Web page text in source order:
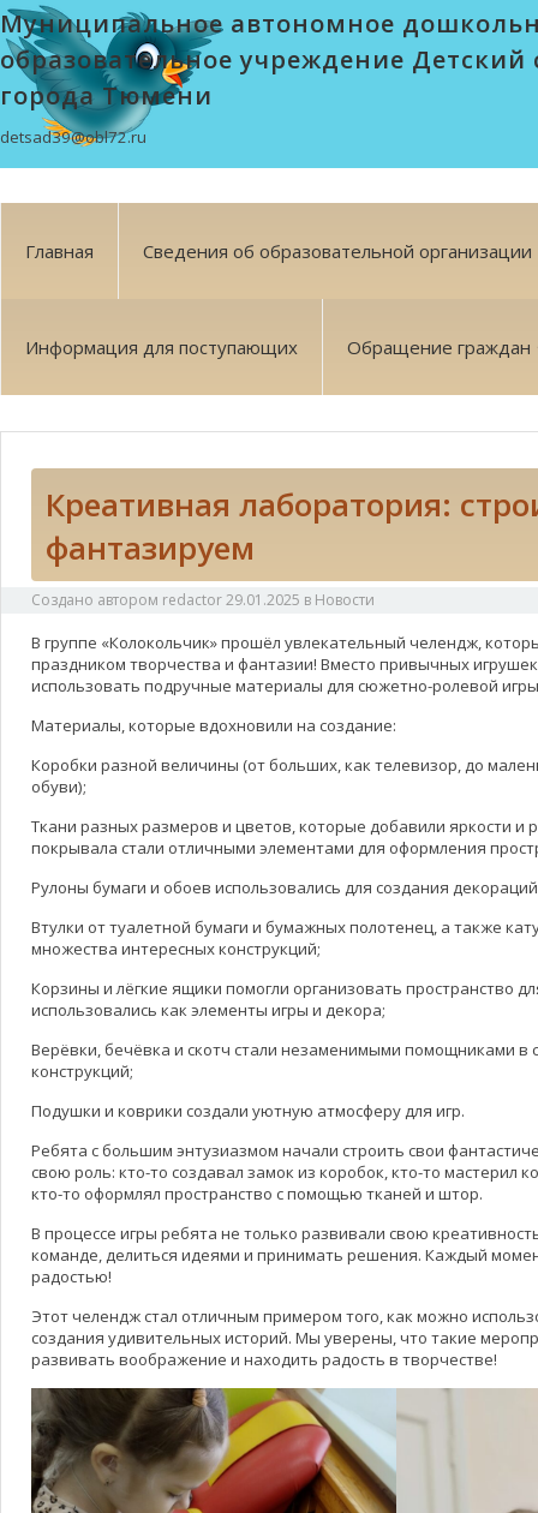
Муниципальное автономное
образовательное учреждение Детский
города Тюмени
detsad39@obl72.ru
Главная Сведения об образовательной организации
Информация для поступающих Обращение граждан
Креативная лаборатория:
фантазируем
Создано автором redactor29.01.2025 в Новости
В группе «Колокольчик» прошёл увлекательный челендж,
праздником творчества и фантазии! Вместо привычных
использовать подручные материалы для сюжетно-ролевой
Материалы, которые вдохновили на создание:
Коробки разной величины (от больших, как телевизор, до
обуви);
Ткани разных размеров и цветов, которые добавили яркости и
покрывала стали отличными элементами для оформления
Рулоны бумаги и обоев использовались для создания
Втулки от туалетной бумаги и бумажных полотенец, а также
множества интересных конструкций;
Корзины и лёгкие ящики помогли организовать пространство
использовались как элементы игры и декора;
Верёвки, бечёвка и скотч стали незаменимыми помощниками в
конструкций;
Подушки и коврики создали уютную атмосферу для игр.
Ребята с большим энтузиазмом начали строить свои
свою роль: кто-то создавал замок из коробок, кто-то мастерил
кто-то оформлял пространство с помощью тканей и штор.
В процессе игры ребята не только развивали свою
команде, делиться идеями и принимать решения. Каждый
радостью!
Этот челендж стал отличным примером того, как можно
создания удивительных историй. Мы уверены, что такие
развивать воображение и находить радость в творчестве!